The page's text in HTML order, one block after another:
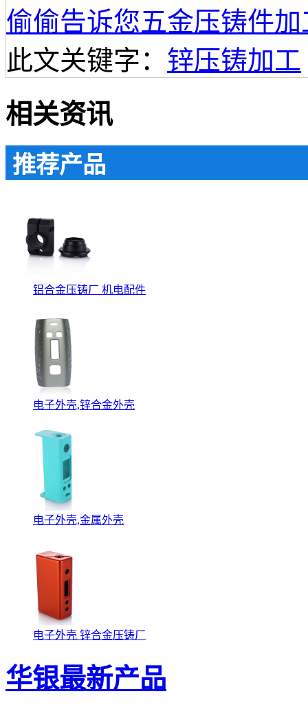
偷偷告诉您五金压铸件
此文关键字： 锌压铸加工
相关资讯
推荐产品
铝合金压铸厂 机电配件
电子外壳,锌合金外壳
电子外壳,金属外壳
电子外壳 锌合金压铸厂
华银最新产品